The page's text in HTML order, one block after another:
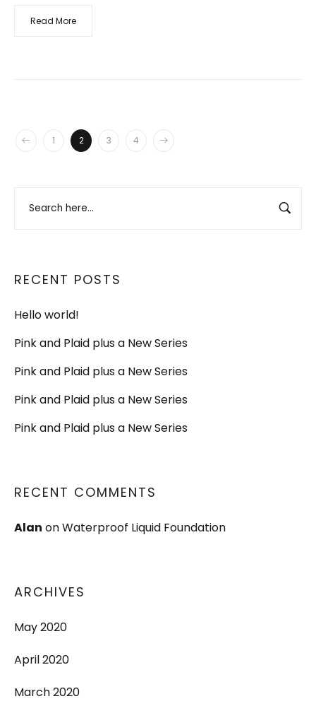
RECENT POSTS
Hello world!
Pink and Plaid plus a New Series
Pink and Plaid plus a New Series
Pink and Plaid plus a New Series
Pink and Plaid plus a New Series
RECENT COMMENTS
Alan onWaterproof Liquid Foundation
ARCHIVES
May 2020
April 2020
March 2020
Read More
1 2 3 4